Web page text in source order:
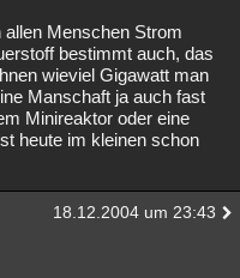
Menschen Strom
bestimmt auch, das
wieviel Gigawatt man
Manschaft ja auch fast
Minireaktor oder eine
heute im kleinen schon
18.12.2004 um 23:43